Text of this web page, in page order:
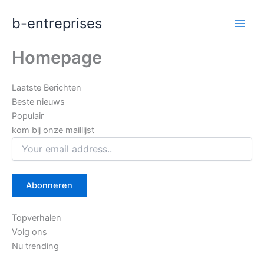
naar
inhoud
b-entreprises
Homepage
Laatste Berichten
Beste nieuws
Populair
kom bij onze maillijst
Topverhalen
Volg ons
Nu trending